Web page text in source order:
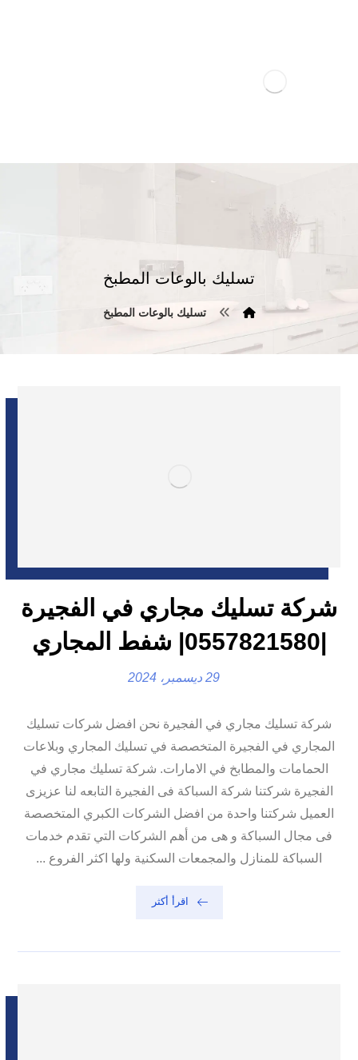
تسليك بالوعات المطبخ
تسليك بالوعات المطبخ
شركة تسليك مجاري في الفجيرة
29 ديسمبر، 2024
شركة تسليك مجاري في الفجيرة نحن افضل شركات تسليك
المجاري في الفجيرة المتخصصة في تسليك المجاري وبلاعات
الحمامات والمطابخ في الامارات. شركة تسليك مجاري في
الفجيرة شركتنا شركة السباكة فى الفجيرة التابعه لنا عزيزى
العميل شركتنا واحدة من افضل الشركات الكبري المتخصصة
فى مجال السباكة و هى من أهم الشركات التي تقدم خدمات
السباكة للمنازل والمجمعات السكنية ولها اكثر الفروع ...
اقرأ أكثر